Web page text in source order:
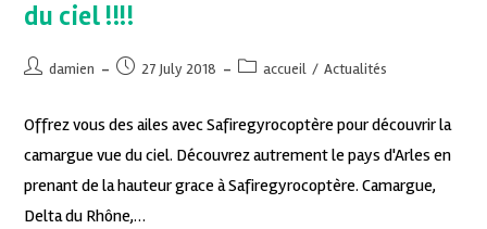
du ciel !!!!
damien 27 July 2018 accueil / Actualités
Offrez vous des ailes avec Safiregyrocoptère pour découvrir la
camargue vue du ciel. Découvrez autrement le pays d'Arles en
prenant de la hauteur grace à Safiregyrocoptère. Camargue,
Delta du Rhône,…